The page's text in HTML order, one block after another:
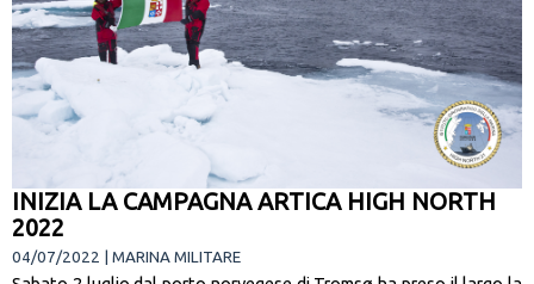
INIZIA LA CAMPAGNA ARTICA HIGH NORTH
2022
04/07/2022 | MARINA MILITARE